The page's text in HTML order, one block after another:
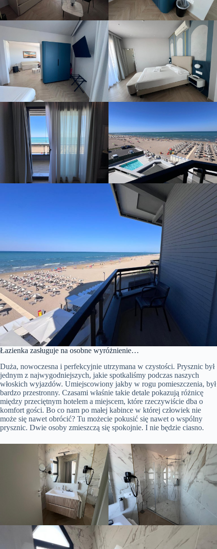
Łazienka zasługuje na osobne wyróżnienie…
Duża, nowoczesna i perfekcyjnie utrzymana w czystości. Prysznic był
jednym z najwygodniejszych, jakie spotkaliśmy podczas naszych
włoskich wyjazdów. Umiejscowiony jakby w rogu pomieszczenia, był
bardzo przestronny. Czasami właśnie takie detale pokazują różnicę
między przeciętnym hotelem a miejscem, które rzeczywiście dba o
komfort gości. Bo co nam po małej kabince w której człowiek nie
może się nawet obrócić? Tu możecie pokusić się nawet o wspólny
prysznic. Dwie osoby zmieszczą się spokojnie. I nie będzie ciasno.